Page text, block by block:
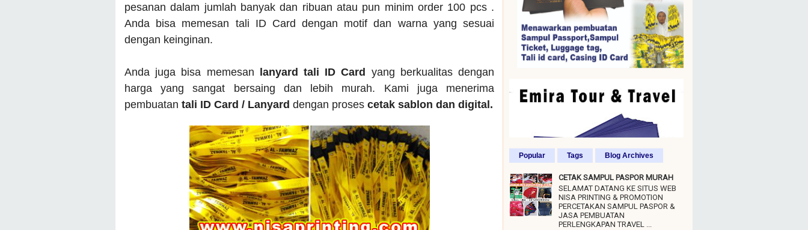
pesanan dalam jumlah banyak dan ribuan atau pun minim order 100 pcs .
Anda bisa memesan tali ID Card dengan motif dan warna yang sesuai
dengan keinginan.
Anda juga bisa memesan lanyard tali ID Card yang berkualitas dengan
harga yang sangat bersaing dan lebih murah. Kami juga menerima
pembuatan tali ID Card / Lanyard dengan proses cetak sablon dan digital.
Popular Tags Blog Archives
CETAK SAMPUL PASPOR MURAH
SELAMAT DATANG KE SITUS WEB
NISA PRINTING & PROMOTION
PERCETAKAN SAMPUL PASPOR &
JASA PEMBUATAN
PERLENGKAPAN TRAVEL ...